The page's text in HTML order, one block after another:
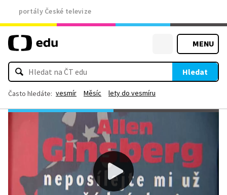
portály České televize
MENU
Hledat
Často hledáte: vesmír Měsíc lety do vesmíru